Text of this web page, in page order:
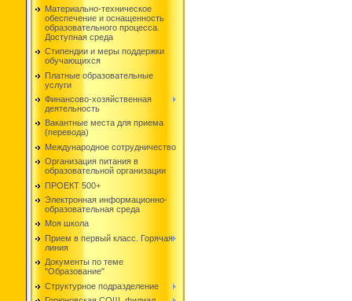
Материально-техническое
обеспечение и оснащенность
образовательного процесса.
Доступная среда
Стипендии и меры поддержки
обучающихся
Платные образовательные
услуги
Финансово-хозяйственная
деятельность
Вакантные места для приема
(перевода)
Международное сотрудничество
Организация питания в
образовательной организации
ПРОЕКТ 500+
Электронная информационно-
образовательная среда
Моя школа
Прием в первый класс. Горячая
линия
Документы по теме
"Образование"
Структурное подразделение